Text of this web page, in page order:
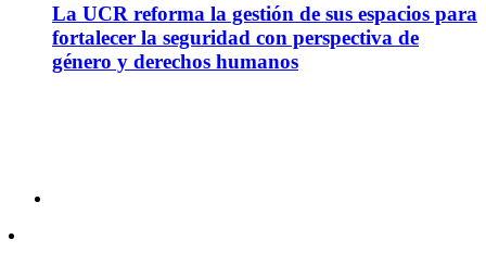
La UCR reforma la gestión de sus espacios para
fortalecer la seguridad con perspectiva de
género y derechos humanos